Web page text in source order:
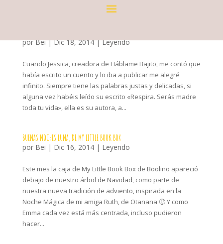
porBei|Dic 18, 2014|Leyendo
Cuando Jessica, creadora de Háblame Bajito, me contó que
había escrito un cuento y lo iba a publicar me alegré
infinito. Siempre tiene las palabras justas y delicadas, si
alguna vez habéis leído su escrito «Respira. Serás madre
toda tu vida», ella es su autora, a...
BUENAS NOCHES LUNA, DE MY LITTLE BOOK BOX
por Bei | Dic 16, 2014| Leyendo
Este mes la caja de My Little Book Box de Boolino apareció
debajo de nuestro árbol de Navidad, como parte de
nuestra nueva tradición de adviento, inspirada en la
Noche Mágica de mi amiga Ruth, de Otanana 🙂 Y como
Emma cada vez está más centrada, incluso pudieron
hacer...